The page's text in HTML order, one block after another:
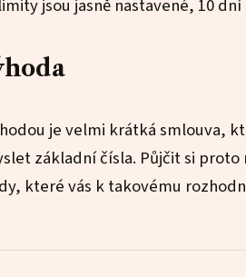
jsou jasně nastavené, 10 dní
je velmi krátká smlouva,
základní čísla. Půjčit si
které vás k takovému